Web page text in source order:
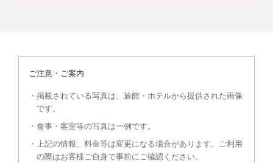
ご注意・ご案内
掲載されている写真は、旅館・ホテルから提供された画像
です。
食事・客室等の写真は一例です。
上記の情報、料金等は変更になる場合があります。ご利用
の際はお客様ご自身で事前にご確認ください。